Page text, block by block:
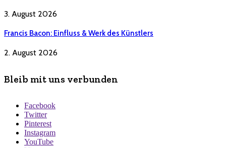
3. August 2026
Francis Bacon: Einfluss & Werk des Künstlers
2. August 2026
Bleib mit uns verbunden
Facebook
Twitter
Pinterest
Instagram
YouTube